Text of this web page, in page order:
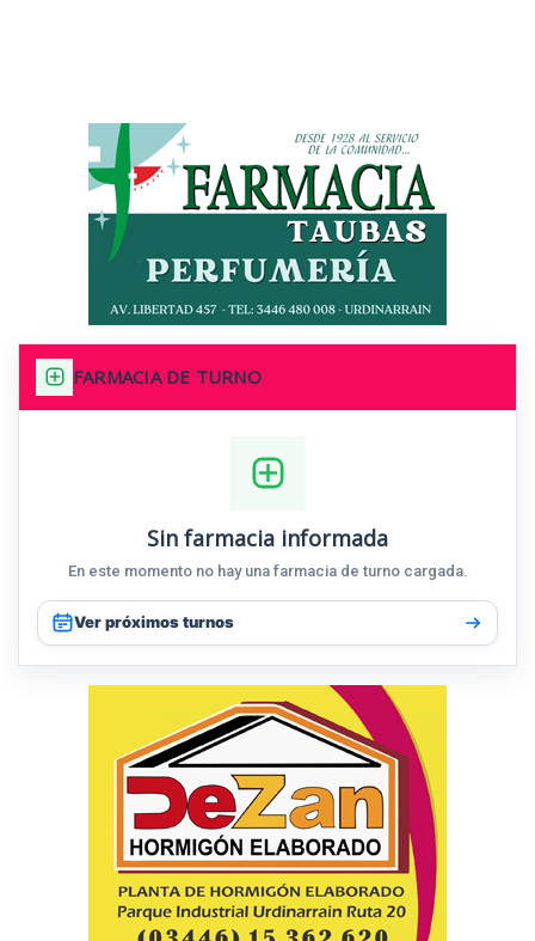
FARMACIA DE TURNO
Sin farmacia informada
En este momento no hay una farmacia de turno cargada.
Ver próximos turnos